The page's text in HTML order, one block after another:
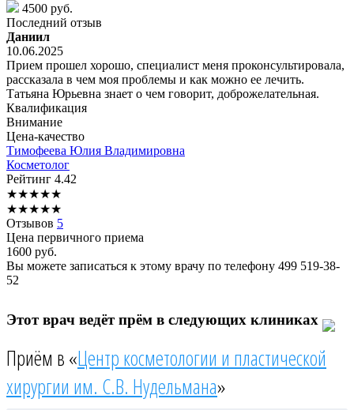
4500 руб.
Последний отзыв
Даниил
10.06.2025
Прием прошел хорошо, специалист меня проконсультировала,
рассказала в чем моя проблемы и как можно ее лечить.
Татьяна Юрьевна знает о чем говорит, доброжелательная.
Квалификация
Внимание
Цена-качество
Тимофеева Юлия Владимировна
Косметолог
Рейтинг 4.42
★★★★★
★★★★★
Отзывов 5
Цена первичного приема
1600 руб.
Вы можете записаться к этому врачу по телефону 499 519-38-
52
Этот врач ведёт прём в следующих клиниках
Приём в «Центр косметологии и пластической
хирургии им. С.В. Нудельмана»